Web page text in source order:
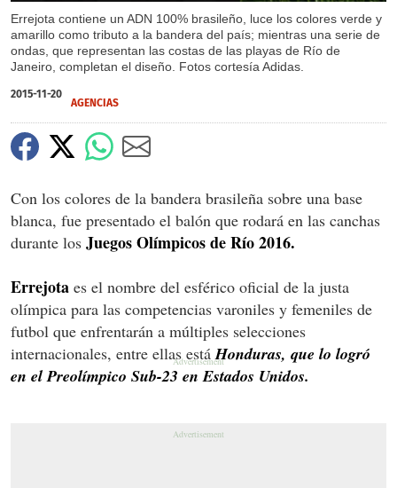
Errejota contiene un ADN 100% brasileño, luce los colores verde y
amarillo como tributo a la bandera del país; mientras una serie de
ondas, que representan las costas de las playas de Río de
Janeiro, completan el diseño. Fotos cortesía Adidas.
2015-11-20
AGENCIAS
Con los colores de la bandera brasileña sobre una base
blanca, fue presentado el balón que rodará en las canchas
durante los Juegos Olímpicos de Río 2016.
Errejota es el nombre del esférico oficial de la justa
olímpica para las competencias varoniles y femeniles de
futbol que enfrentarán a múltiples selecciones
internacionales, entre ellas está Honduras, que lo logró
en el Preolímpico Sub-23 en Estados Unidos.